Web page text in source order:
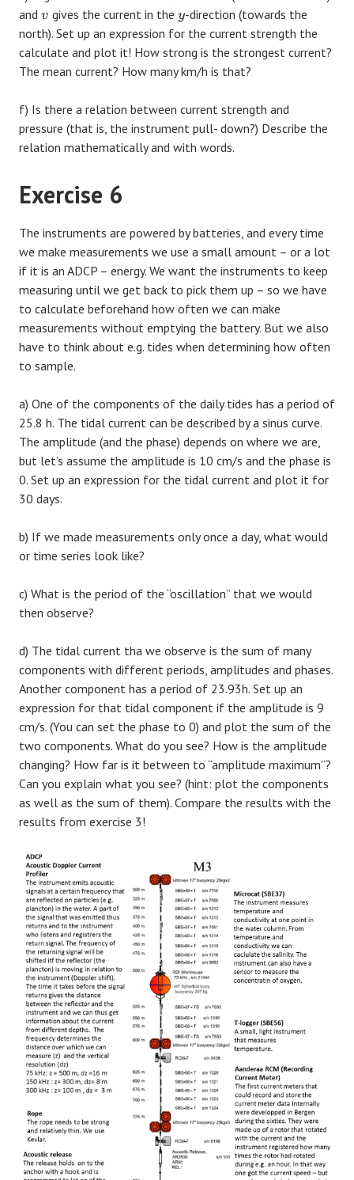
and v gives the current in the y-direction (towards the
north). Set up an expression for the current strength the
calculate and plot it! How strong is the strongest current?
The mean current? How many km/h is that?
f) Is there a relation between current strength and
pressure (that is, the instrument pull- down?) Describe the
relation mathematically and with words.
Exercise 6
The instruments are powered by batteries, and every time
we make measurements we use a small amount – or a lot
if it is an ADCP – energy. We want the instruments to keep
measuring until we get back to pick them up – so we have
to calculate beforehand how often we can make
measurements without emptying the battery. But we also
have to think about e.g. tides when determining how often
to sample.
a) One of the components of the daily tides has a period of
25.8 h. The tidal current can be described by a sinus curve.
The amplitude (and the phase) depends on where we are,
but let’s assume the amplitude is 10 cm/s and the phase is
0. Set up an expression for the tidal current and plot it for
30 days.
b) If we made measurements only once a day, what would
or time series look like?
c) What is the period of the “oscillation” that we would
then observe?
d) The tidal current tha we observe is the sum of many
components with different periods, amplitudes and phases.
Another component has a period of 23.93h. Set up an
expression for that tidal component if the amplitude is 9
cm/s. (You can set the phase to 0) and plot the sum of the
two components. What do you see? How is the amplitude
changing? How far is it between to “amplitude maximum”?
Can you explain what you see? (hint: plot the components
as well as the sum of them). Compare the results with the
results from exercise 3!